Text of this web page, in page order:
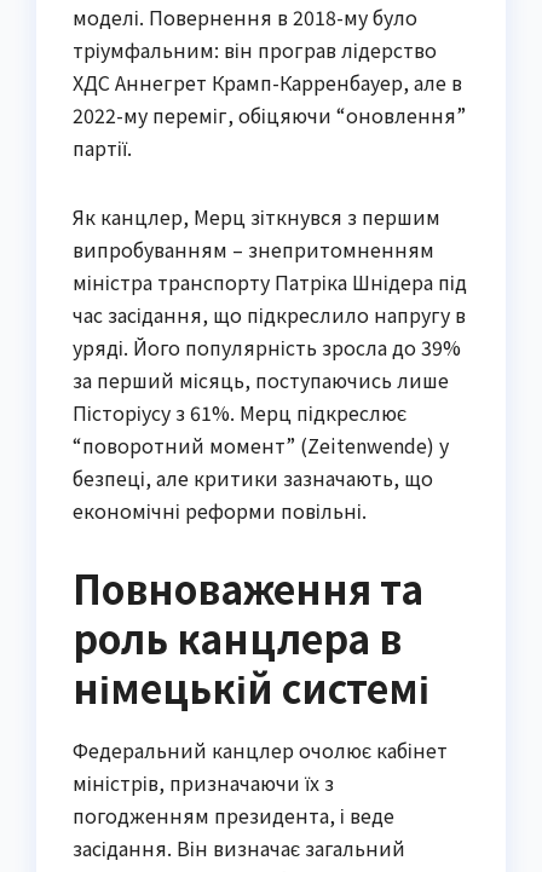
моделі. Повернення в 2018-му було
тріумфальним: він програв лідерство
ХДС Аннегрет Крамп-Карренбауер, але в
2022-му переміг, обіцяючи “оновлення”
партії.
Як канцлер, Мерц зіткнувся з першим
випробуванням – знепритомненням
міністра транспорту Патріка Шнідера під
час засідання, що підкреслило напругу в
уряді. Його популярність зросла до 39%
за перший місяць, поступаючись лише
Пісторіусу з 61%. Мерц підкреслює
“поворотний момент” (Zeitenwende) у
безпеці, але критики зазначають, що
економічні реформи повільні.
Повноваження та
роль канцлера в
німецькій системі
Федеральний канцлер очолює кабінет
міністрів, призначаючи їх з
погодженням президента, і веде
засідання. Він визначає загальний